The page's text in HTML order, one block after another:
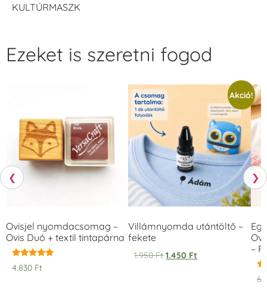
KULTÚRMASZK
❮
Ezeket is szeretni fogod
Ovisjel nyomdacsomag –
Ovis Duó + textil tintapárna
Értékelés:
5.00
4.830 Ft
Akció!
Villámnyomda utántöltő –
fekete
1.950Ft 1.450 Ft
–
❯